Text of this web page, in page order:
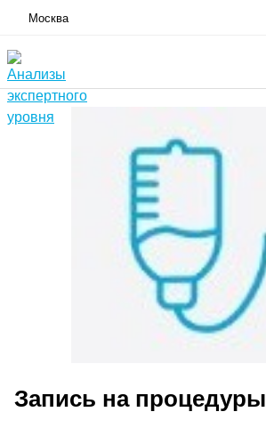
Москва
Запись на процедуры